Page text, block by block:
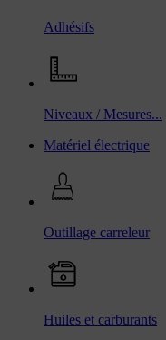
Adhésifs
Niveaux / Mesures...
Matériel électrique
Outillage carreleur
Huiles et carburants